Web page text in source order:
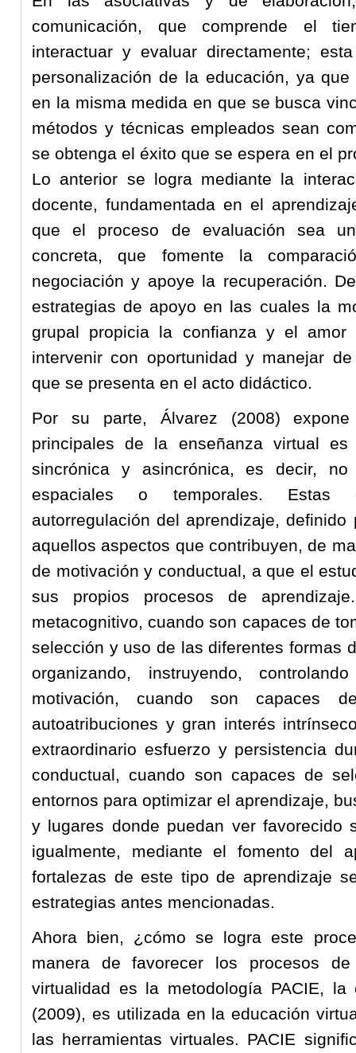
comunicación, que comprende el
interactuar y evaluar directamente;
personalización de la educación, ya
en la misma medida en que se busca
métodos y técnicas empleados sean
se obtenga el éxito que se espera en el
Lo anterior se logra mediante la
docente, fundamentada en el
que el proceso de evaluación sea
concreta, que fomente la
negociación y apoye la recuperación.
estrategias de apoyo en las cuales la
grupal propicia la confianza y el
intervenir con oportunidad y manejar
que se presenta en el acto didáctico.
Por su parte, Álvarez (2008)
principales de la enseñanza virtual
sincrónica y asincrónica, es decir,
espaciales o temporales. Estas
autorregulación del aprendizaje,
aquellos aspectos que contribuyen, de
de motivación y conductual, a que el
sus propios procesos de
metacognitivo, cuando son capaces de
selección y uso de las diferentes formas
organizando, instruyendo,
motivación, cuando son capaces
autoatribuciones y gran interés
extraordinario esfuerzo y persistencia
conductual, cuando son capaces de
entornos para optimizar el aprendizaje,
y lugares donde puedan ver favorecido
igualmente, mediante el fomento del
fortalezas de este tipo de aprendizaje
estrategias antes mencionadas.
Ahora bien, ¿cómo se logra este
manera de favorecer los procesos
virtualidad es la metodología PACIE,
(2009), es utilizada en la educación
las herramientas virtuales. PACIE